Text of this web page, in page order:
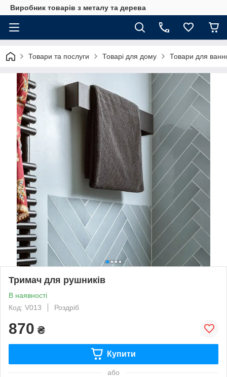
Виробник товарів з металу та дерева
Товари та послуги Товарі для дому Товари для
Тримач для рушників
В наявності
Код: V013
Роздріб
870 ₴
Купити
або